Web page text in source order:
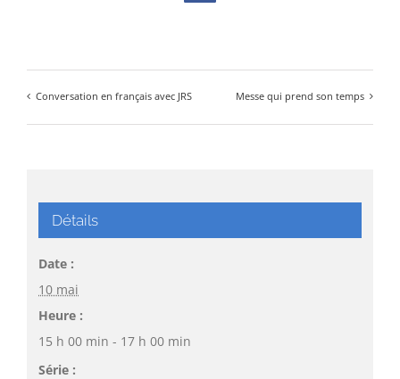
Conversation en français avec JRS Messe qui prend son temps
Détails
Date :
10 mai
Heure :
15 h 00 min - 17 h 00 min
Série :